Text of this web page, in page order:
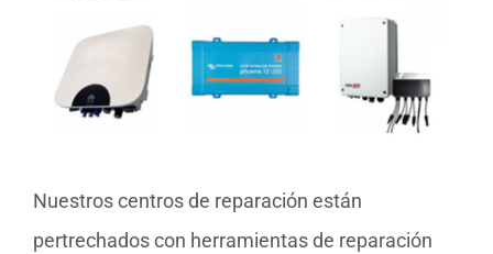
Nuestros centros de reparación están
pertrechados con herramientas de reparación